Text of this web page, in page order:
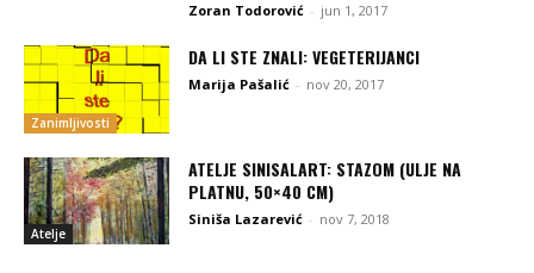
Zoran Todorović - jun 1, 2017
Zanimljivosti
DA LI STE ZNALI: VEGETERIJANCI
Marija Pašalić - nov 20, 2017
Atelje
ATELJE SINISALART: STAZOM (ULJE NA
PLATNU, 50×40 CM)
Siniša Lazarević - nov 7, 2018